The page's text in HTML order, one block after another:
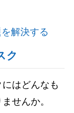
解決する
ク
はどんなも
せんか。